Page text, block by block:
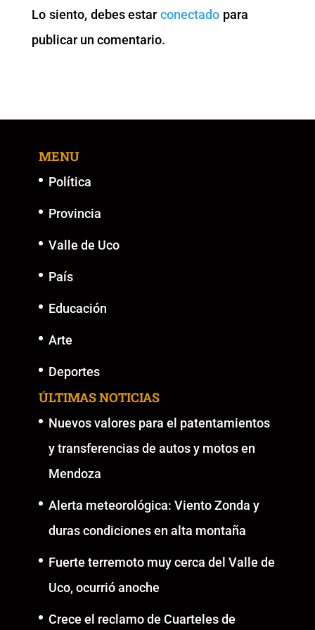
o
k
p k
er
Lo siento, debes estarconectado para
publicar un comentario.
MENU
Política
Provincia
Valle de Uco
País
Educación
Arte
Deportes
ÚLTIMAS NOTICIAS
Nuevos valores para el patentamientos
y transferencias de autos y motos en
Mendoza
Alerta meteorológica: Viento Zonda y
duras condiciones en alta montaña
Fuerte terremoto muy cerca del Valle de
Uco, ocurrió anoche
Crece el reclamo de Cuarteles de